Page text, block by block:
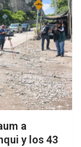
a
y los 43